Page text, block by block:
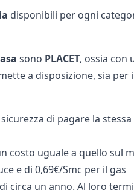
disponibili per ogni
sono PLACET, ossia con
a disposizione, sia per
di pagare la
costo uguale a quello sul
e di 0,69€/Smc per il gas
circa un anno. Al loro